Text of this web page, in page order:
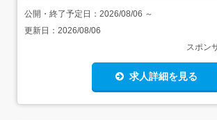
公開・終了予定日： 2026/08/06 ～
更新日： 2026/08/06
スポン
求人詳細を見る